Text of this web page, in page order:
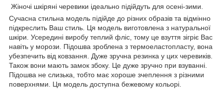
Жіночі шкіряні черевики ідеально підійдуть для осені-зими.
Сучасна стильна модель підійде до різних образів та відмінно
підкреслить Ваш стиль. Ця модель виготовлена з натуральної
шкіри. Усередині виробу теплий фліс, тому це взуття зігріє Вас
навіть у морози. Підошва зроблена з термоеластопласту, вона
убезпечить від ковзання. Дуже зручна резинка у цих черевиків.
Також вони мають замок збоку. Це дуже зручно при взуванні.
Підошва не слизька, тобто має хороше зчеплення з різними
поверхнями. Ця модель доступна бежевому кольорі.